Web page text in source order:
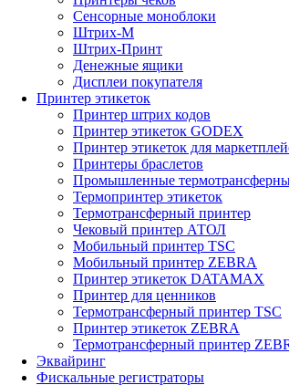
Сенсорные моноблоки
Штрих-М
Штрих-Принт
Денежные ящики
Дисплеи покупателя
Принтер этикеток
Принтер штрих кодов
Принтер этикеток GODEX
Принтер этикеток для
Принтеры браслетов
Промышленные
Термопринтер этикеток
Термотрансферный принтер
Чековый принтер АТОЛ
Мобильный принтер TSC
Мобильный принтер ZEBRA
Принтер этикеток DATAMAX
Принтер для ценников
Термотрансферный принтер TSC
Принтер этикеток ZEBRA
Термотрансферный принтер
Эквайринг
Фискальные регистраторы